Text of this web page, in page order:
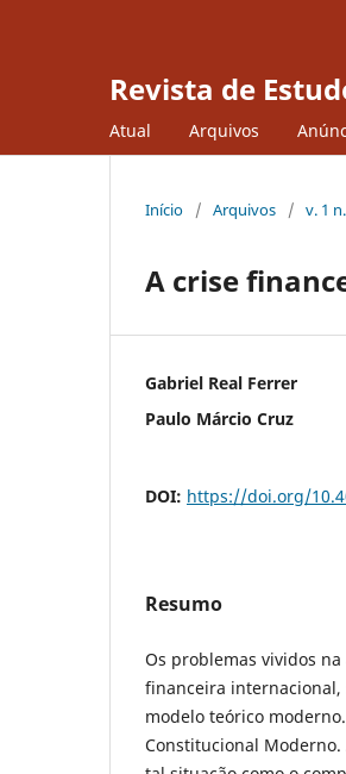
Revista de
Atual Arquivos
Início / Arquivos / v. 1
A crise
Gabriel Real Ferrer
Paulo Márcio Cruz
DOI: https://doi.org/
Resumo
Os problemas vividos
financeira
modelo teórico
Constitucional